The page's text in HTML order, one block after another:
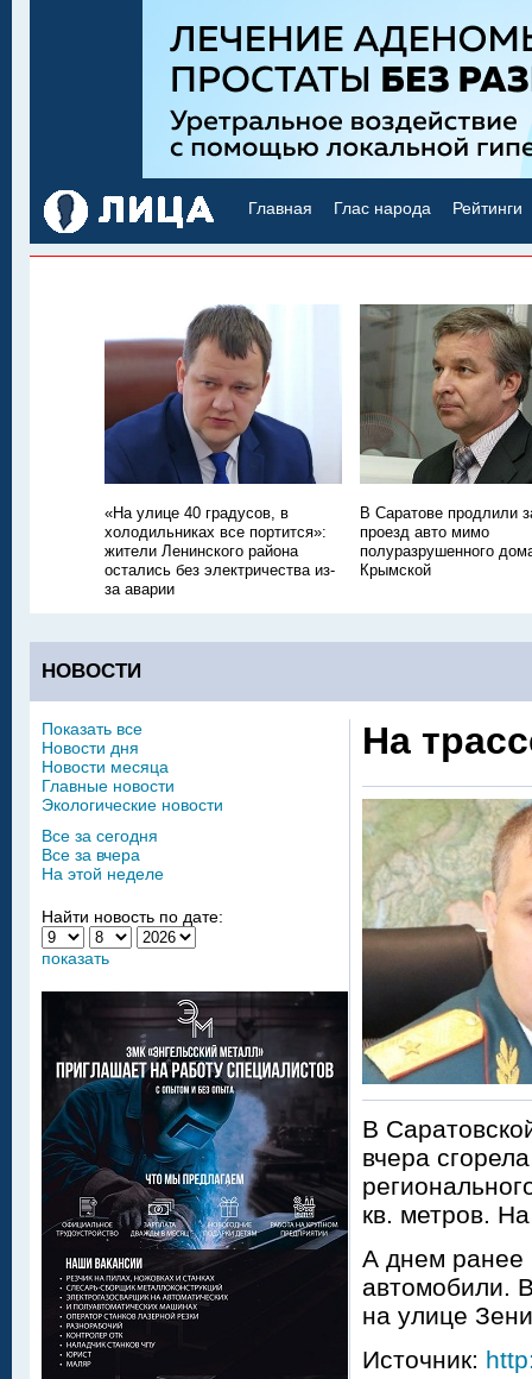
Главная Глас народа Рейтинги
«На улице 40 градусов, в
холодильниках все портится»:
жители Ленинского района
остались без электричества из-
за аварии
В Саратове продлили
проезд авто мимо
полуразрушенного
Крымской
НОВОСТИ
На
В
вчера
кв. метров.
А днем ранее
автомобили.
на улице
Источник:
Показать все
Новости дня
Новости месяца
Главные новости
Экологические новости
Все за сегодня
Все за вчера
На этой неделе
Найти новость по дате:
показать